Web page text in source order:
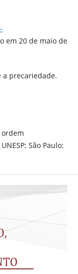
em 20 de maio de
a precariedade.
ordem
São Paulo: